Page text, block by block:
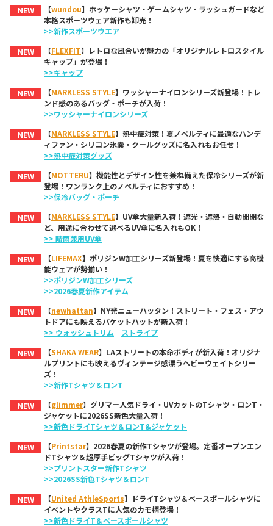
NEW 【wundou】ホッケーシャツ・ゲームシャツ・ラッシュガードなど
本格スポーツウェア新作も卸売！
>>新作スポーツウエア
NEW
【FLEXFIT】レトロな風合いが魅力の「オリジナルレトロスタイル
キャップ」が登場！
>>キャップ
NEW
【MARKLESS STYLE】ワッシャーナイロンシリーズ新登場！トレ
ンド感のあるバッグ・ポーチが入荷！
>>ワッシャーナイロンシリーズ
NEW
【MARKLESS STYLE】熱中症対策！夏ノベルティに最適なハンデ
ィファン・シリコン氷嚢・クールグッズに名入れもお任せ！
>>熱中症対策グッズ
NEW
【MOTTERU】機能性とデザイン性を兼ね備えた保冷シリーズが新
登場！ワンランク上のノベルティにおすすめ！
>>保冷バッグ・ポーチ
NEW
【MARKLESS STYLE】UV傘大量新入荷！遮光・遮熱・自動開閉な
ど、用途に合わせて選べるUV傘に名入れもOK！
>> 晴雨兼用UV傘
NEW
【LIFEMAX】ポリジンW加工シリーズ新登場！夏を快適にする高機
能ウェアが勢揃い！
>>ポリジンW加工シリーズ
>>2026春夏新作アイテム
NEW
【newhattan】NY発ニューハッタン！ストリート・フェス・アウ
トドアにも映えるバケットハットが新入荷！
>> ウォッシュトリム ｜ ストライプ
NEW
【SHAKA WEAR】LAストリートの本命ボディが新入荷！オリジナ
ルプリントにも映えるヴィンテージ感漂うヘビーウェイトシリー
ズ！
>>新作Tシャツ＆ロンT
NEW
【glimmer】グリマー人気ドライ・UVカットのTシャツ・ロンT・
ジャケットに2026SS新色大量入荷！
>>新色ドライTシャツ＆ロンT&ジャケット
NEW
【Printstar】2026春夏の新作Tシャツが登場。定番オープンエン
ドTシャツ＆超厚手ビッグTシャツが入荷！
>>プリントスター新作Tシャツ
>>2026SS新色Tシャツ＆ロンT
NEW
【United AthleSports】ドライTシャツ＆ベースボールシャツに
イベントやクラスTに人気のカモ柄登場！
>>新色ドライT＆ベースボールシャツ